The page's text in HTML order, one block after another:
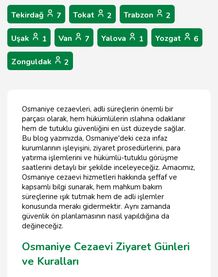
Tekirdağ 7 Tokat 2 Trabzon 2
Uşak 1 Van 7 Yalova 1 Yozgat 6
Zonguldak 2
Osmaniye cezaevleri, adli süreçlerin önemli bir
parçası olarak, hem hükümlülerin ıslahına odaklanır
hem de tutuklu güvenliğini en üst düzeyde sağlar.
Bu blog yazımızda, Osmaniye'deki ceza infaz
kurumlarının işleyişini, ziyaret prosedürlerini, para
yatırma işlemlerini ve hükümlü-tutuklu görüşme
saatlerini detaylı bir şekilde inceleyeceğiz. Amacımız,
Osmaniye cezaevi hizmetleri hakkında şeffaf ve
kapsamlı bilgi sunarak, hem mahkum bakım
süreçlerine ışık tutmak hem de adli işlemler
konusunda merakı gidermektir. Aynı zamanda
güvenlik ön planlamasının nasıl yapıldığına da
değineceğiz.
Osmaniye Cezaevi Ziyaret Günleri
ve Kuralları